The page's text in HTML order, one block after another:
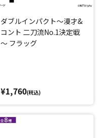
ダブルインパクト～漫才&
コント 二刀流No.1決定戦
～ フラッグ
¥1,760(税込)